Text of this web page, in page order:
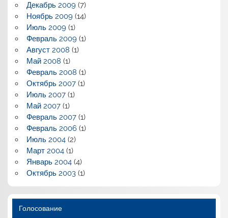
Декабрь 2009(7)
Ноябрь 2009(14)
Июль 2009(1)
Февраль 2009(1)
Август 2008 (1)
Май 2008 (1)
Февраль 2008 (1)
Октябрь 2007(1)
Июль 2007(1)
Май 2007(1)
Февраль 2007(1)
Февраль 2006(1)
Июль 2004(2)
Март 2004(1)
Январь 2004(4)
Октябрь 2003(1)
Голосование